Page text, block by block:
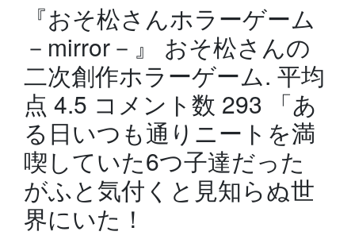
『おそ松さんホラーゲーム
－mirror－』 おそ松さんの
二次創作ホラーゲーム. 平均
点 4.5 コメント数 293 「あ
る日いつも通りニートを満
喫していた6つ子達だった
がふと気付くと見知らぬ世
界にいた！